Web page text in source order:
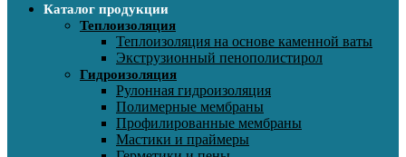
Каталог продукции
Теплоизоляция
Теплоизоляция на основе каменной ваты
Экструзионный пенополистирол
Гидроизоляция
Рулонная гидроизоляция
Полимерные мембраны
Профилированные мембраны
Мастики и праймеры